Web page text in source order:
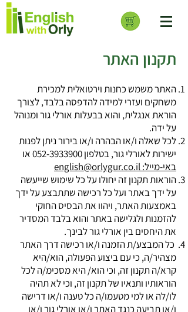
תקנון האתר
האתר משמש כחנות וירטואלית למכירת
משחקים ועזרי למידה להדפסה בלבד, לצורך
הוראת אנגלית, והוא בבעלות אורלי גור ומנוהל
על ידה.
לכל שאלה ו/או הבהרה ו/או בירורניתן לפנות
ישירות לאורלי גור, בטלפון052-3933900או
באי-מייל: english@orlygur.co.il
הוראות תקנון זה יחולו על כל שימוש שייעשה
על ידך באתר ועל כל רכישה שתתבצע על ידך
באמצעות האתר, ויהוו את הבסיס החוקי
להזמנות ולגלישה באתר והוא בלבד המסדיר
את היחסים בין אורלי גור לבינך.
כל המבצע/ת הזמנה ו/או רכישה דרך האתר
מצהיר/ה, כי עם ביצוע הפעולה, הוא/היא
קרא/ה תקנון זה, וכי הוא/ היא מסכימ/ה לכל
הוראותיו ותנאיו של תקנון זה, וכי לא תהיה
לו/לה או למי מטעמו/ה כל טענה ו/או דרישה
ו/או תביעה כנגד האתר ו/או אורלי גור ו/או